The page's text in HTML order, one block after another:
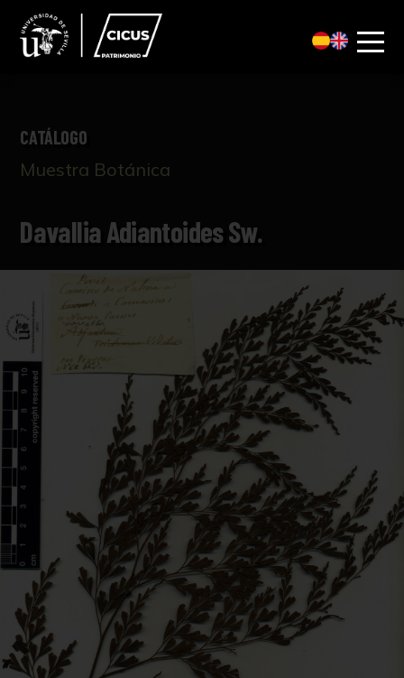
CATÁLOGO
Muestra Botánica
Davallia Adiantoides Sw.